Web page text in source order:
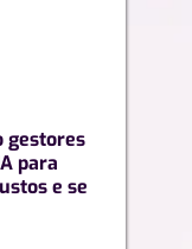
gestores
para
e se